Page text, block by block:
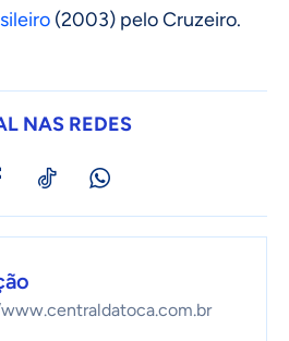
(2003) pelo Cruzeiro.
NAS REDES